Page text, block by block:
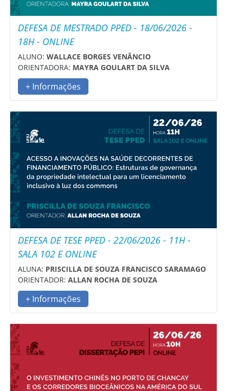
DEFESA DE MESTRADO PPED - 18/06/2026 -
18H - ONLINE
ALUNO: WALLACE BORGES VENÂNCIO
ORIENTADORA: MAYRA GOULART DA SILVA
+ Informações
DEFESA DE TESE PPED - 22/06/2026 - 11H -
SALA 102 E ONLINE
ALUNA: PRISCILLA DE SOUZA FRANCISCO SARAMAGO
ORIENTADOR: ALLAN ROCHA DE SOUZA
+ Informações